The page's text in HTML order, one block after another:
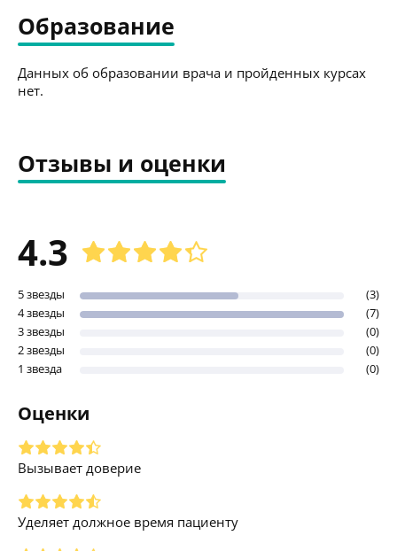
Образование
Данных об образовании врача и пройденных курсах
нет.
Отзывы и оценки
4.3
5 звезды
(3)
4 звезды
(7)
3 звезды
(0)
2 звезды
(0)
1 звезда
(0)
Оценки
Вызывает доверие
Уделяет должное время пациенту